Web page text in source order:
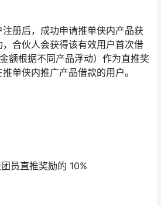
册后，成功申请推单侠内产品获
合伙人会获得该有效用户首次借
额根据不同产品浮动）作为直推奖
单侠内推广产品借款的用户。
员直推奖励的 10%